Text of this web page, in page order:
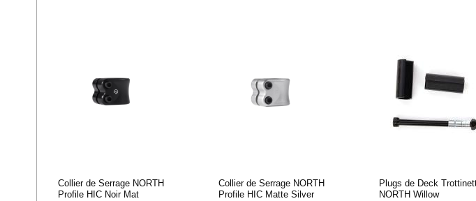
Collier de Serrage NORTH
Profile HIC Noir Mat
Collier de Serrage NORTH
Profile HIC Matte Silver
Plugs de Deck
NORTH Willow